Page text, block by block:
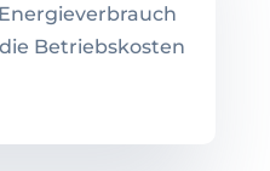
Betriebskosten